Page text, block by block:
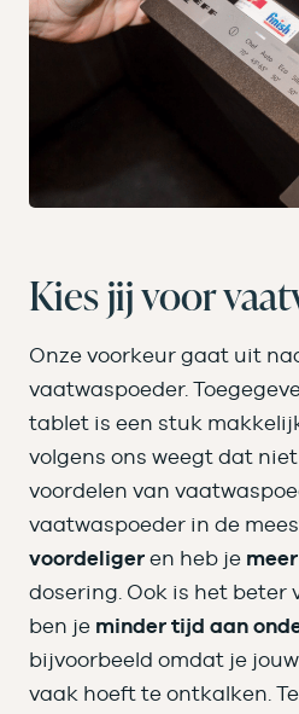
Kies jij voor
Onze voorkeur gaat uit
vaatwaspoeder.
tablet is een stuk
volgens ons weegt dat
voordelen van
vaatwaspoeder in de
voordeliger en heb je
dosering. Ook is het beter
ben je minder tijd aan
bijvoorbeeld omdat je
vaak hoeft te ontkalken.